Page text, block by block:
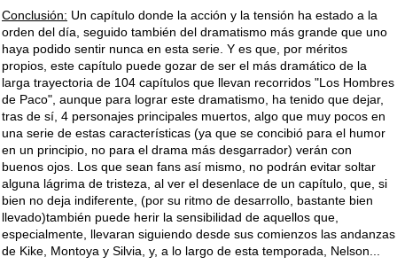
Conclusión: Un capítulo donde la acción y la tensión ha estado a la
orden del día, seguido también del dramatismo más grande que uno
haya podido sentir nunca en esta serie. Y es que, por méritos
propios, este capítulo puede gozar de ser el más dramático de la
larga trayectoria de 104 capítulos que llevan recorridos "Los Hombres
de Paco", aunque para lograr este dramatismo, ha tenido que dejar,
tras de sí, 4 personajes principales muertos, algo que muy pocos en
una serie de estas características (ya que se concibió para el humor
en un principio, no para el drama más desgarrador) verán con
buenos ojos. Los que sean fans así mismo, no podrán evitar soltar
alguna lágrima de tristeza, al ver el desenlace de un capítulo, que, si
bien no deja indiferente, (por su ritmo de desarrollo, bastante bien
llevado)también puede herir la sensibilidad de aquellos que,
especialmente, llevaran siguiendo desde sus comienzos las andanzas
de Kike, Montoya y Silvia, y, a lo largo de esta temporada, Nelson...